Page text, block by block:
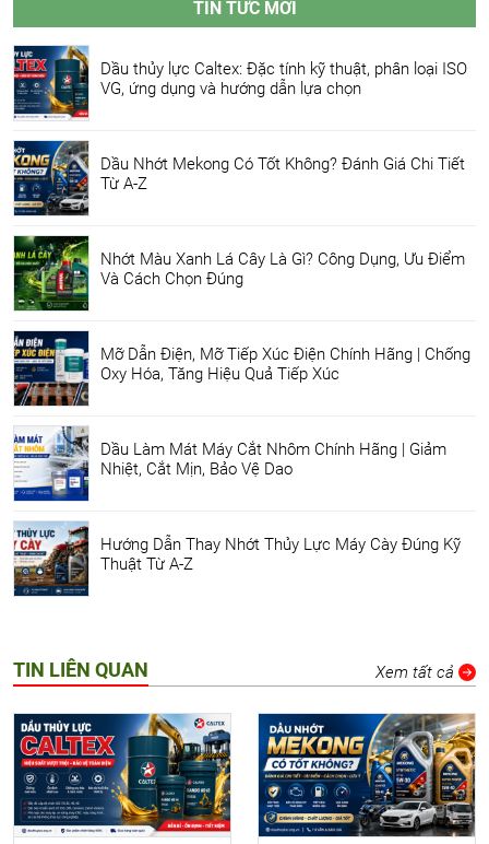
TIN TỨC MỚI
Dầu thủy lực Caltex: Đặc tính kỹ thuật, phân loại ISO
VG, ứng dụng và hướng dẫn lựa chọn
Dầu Nhớt Mekong Có Tốt Không? Đánh Giá Chi Tiết
Từ A-Z
Nhớt Màu Xanh Lá Cây Là Gì? Công Dụng, Ưu Điểm
Và Cách Chọn Đúng
Mỡ Dẫn Điện, Mỡ Tiếp Xúc Điện Chính Hãng | Chống
Oxy Hóa, Tăng Hiệu Quả Tiếp Xúc
Dầu Làm Mát Máy Cắt Nhôm Chính Hãng | Giảm
Nhiệt, Cắt Mịn, Bảo Vệ Dao
Hướng Dẫn Thay Nhớt Thủy Lực Máy Cày Đúng Kỹ
Thuật Từ A-Z
TIN LIÊN QUAN Xem tất cả